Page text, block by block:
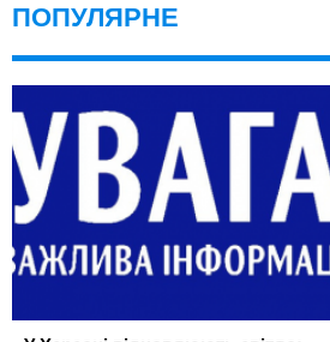
ПОПУЛЯРНЕ